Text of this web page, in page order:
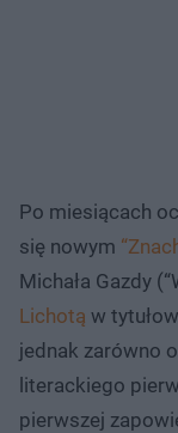
Po miesiącach
się nowym
Michała Gazdy
Lichotą w
jednak zarówno
literackiego
pierwszej